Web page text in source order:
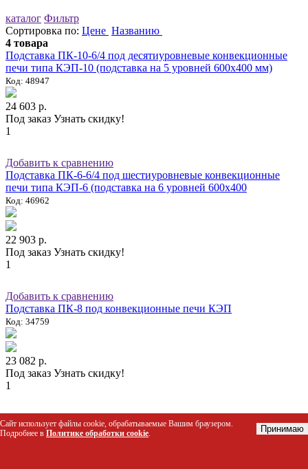
каталог Фильтр
Сортировка по: Цене Названию
4 товара
Подставка ПК-10-6/4 под десятиуровневые конвекционные
печи типа КЭП-10 (подставка на 5 уровней 600х400 мм)
Код: 48947
24 603 р.
Под заказ Узнать скидку!
1
Добавить к сравнению
Подставка ПК-6-6/4 под шестиуровневые конвекционные
печи типа КЭП-6 (подставка на 6 уровней 600х400
Код: 46962
22 903 р.
Под заказ Узнать скидку!
1
Добавить к сравнению
Подставка ПК-8 под конвекционные печи КЭП
Код: 34759
23 082 р.
Под заказ Узнать скидку!
1
Добавить к сравнению
Подставка ПК-8-01 под конвекционные печи КПП и ПКЭ
Сайт использует файлы cookie, обрабатываемые Вашим браузером.
Подробнее в Политике обработки cookie. Принимаю